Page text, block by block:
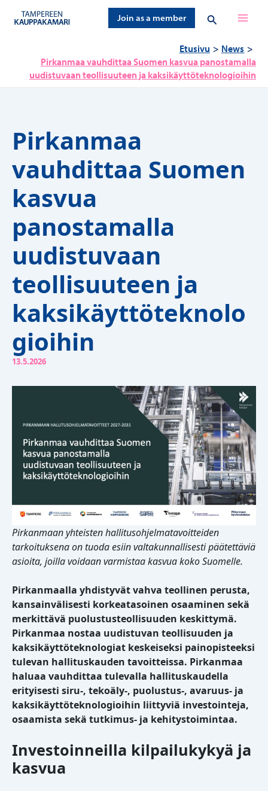
sisältöön
Join as a member Hae
Etusivu
News
Pirkanmaa vauhdittaa Suomen kasvua panostamalla
uudistuvaan teollisuuteen ja kaksikäyttöteknologioihin
Pirkanmaa
vauhdittaa Suomen
kasvua
panostamalla
uudistuvaan
teollisuuteen ja
kaksikäyttöteknolo
gioihin
13.5.2026
Pirkanmaan yhteisten hallitusohjelmatavoitteiden
tarkoituksena on tuoda esiin valtakunnallisesti päätettäviä
asioita, joilla voidaan varmistaa kasvua koko Suomelle.
Pirkanmaalla yhdistyvät vahva teollinen perusta,
kansainvälisesti korkeatasoinen osaaminen sekä
merkittävä puolustusteollisuuden keskittymä.
Pirkanmaa nostaa uudistuvan teollisuuden ja
kaksikäyttöteknologiat keskeiseksi painopisteeksi
tulevan hallituskauden tavoitteissa. Pirkanmaa
haluaa vauhdittaa tulevalla hallituskaudella
erityisesti siru-, tekoäly-, puolustus-, avaruus- ja
kaksikäyttöteknologioihin liittyviä investointeja,
osaamista sekä tutkimus- ja kehitystoimintaa.
Investoinneilla kilpailukykyä ja
kasvua